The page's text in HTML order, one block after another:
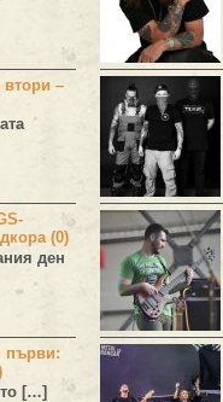
втори –
(0)
ден
първи:
[…]